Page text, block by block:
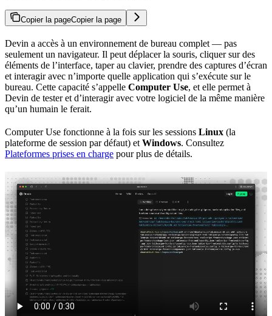
Copier la pageCopier la page
Devin a accès à un environnement de bureau complet — pas
seulement un navigateur. Il peut déplacer la souris, cliquer sur des
éléments de l’interface, taper au clavier, prendre des captures d’écran
et interagir avec n’importe quelle application qui s’exécute sur le
bureau. Cette capacité s’appelle Computer Use, et elle permet à
Devin de tester et d’interagir avec votre logiciel de la même manière
qu’un humain le ferait.
Computer Use fonctionne à la fois sur les sessions Linux (la
plateforme de session par défaut) et Windows. Consultez
Plateformes prises en charge pour plus de détails.